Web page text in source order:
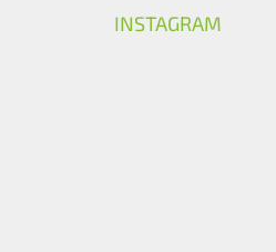
INSTAGRAM